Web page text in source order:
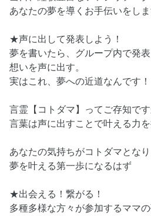
あなたの夢を導くお手伝いをし
★声に出して発表しよう！
夢を書いたら、グループ内で発表
想いを声に出す。
実はこれ、夢への近道なんです！
言霊【コトダマ】ってご存知です
言葉は声に出すことで叶える力を
あなたの気持ちがコトダマとなり
夢を叶える第一歩になるはず
★出会える！繋がる！
多種多様な方々が参加するママ